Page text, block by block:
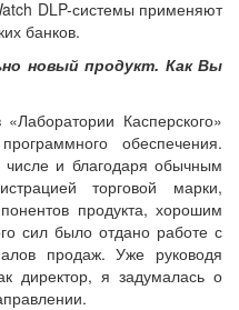
DLP-системы применяют
банков.
новый продукт. Как Вы
Касперского»
обеспечения.
и благодаря обычным
торговой марки,
продукта, хорошим
сил было отдано работе с
продаж. Уже руководя
директор, я задумалась о